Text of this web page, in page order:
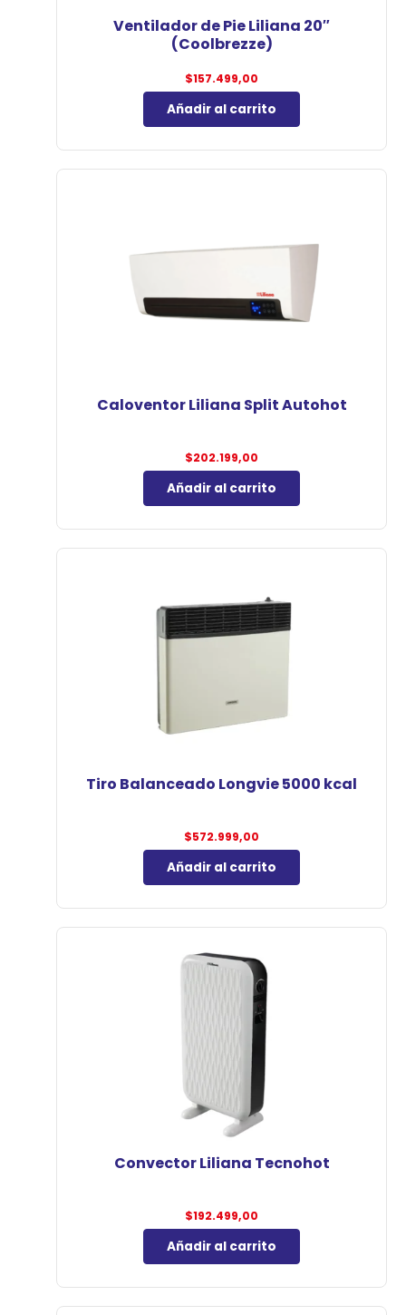
Ventilador de Pie Liliana 20″
(Coolbrezze)
$157.499,00
Añadir al carrito
Caloventor Liliana Split Autohot
$202.199,00
Añadir al carrito
Tiro Balanceado Longvie 5000 kcal
$572.999,00
Añadir al carrito
Convector Liliana Tecnohot
$192.499,00
Añadir al carrito